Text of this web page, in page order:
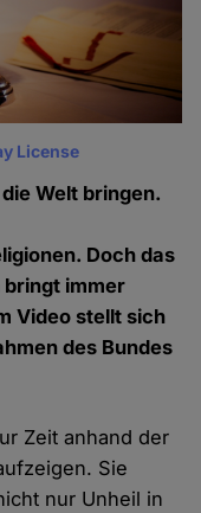
License
Welt bringen.
Doch das
bringt immer
Video stellt sich
des Bundes
Zeit anhand der
Sie
nur Unheil in